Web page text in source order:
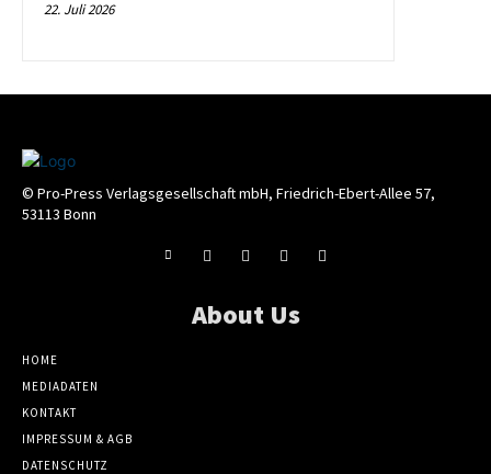
22. Juli 2026
© Pro-Press Verlagsgesellschaft mbH, Friedrich-Ebert-Allee 57,
53113 Bonn
About Us
HOME
MEDIADATEN
KONTAKT
IMPRESSUM & AGB
DATENSCHUTZ